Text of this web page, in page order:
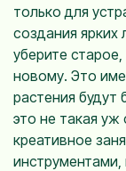
только для
создания
уберите
новому. Это
растения будут
это не такая уж
креативное